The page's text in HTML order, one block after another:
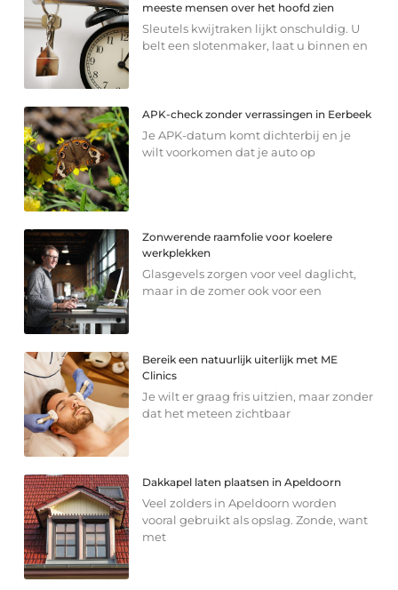
meeste mensen over het hoofd zien
Sleutels kwijtraken lijkt onschuldig. U
belt een slotenmaker, laat u binnen en
APK-check zonder verrassingen in Eerbeek
Je APK-datum komt dichterbij en je
wilt voorkomen dat je auto op
Zonwerende raamfolie voor koelere
werkplekken
Glasgevels zorgen voor veel daglicht,
maar in de zomer ook voor een
Bereik een natuurlijk uiterlijk met ME
Clinics
Je wilt er graag fris uitzien, maar zonder
dat het meteen zichtbaar
Dakkapel laten plaatsen in Apeldoorn
Veel zolders in Apeldoorn worden
vooral gebruikt als opslag. Zonde, want
met